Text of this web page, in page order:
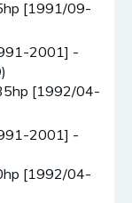
[1991/09-
2001] -
[1992/04-
2001] -
[1992/04-